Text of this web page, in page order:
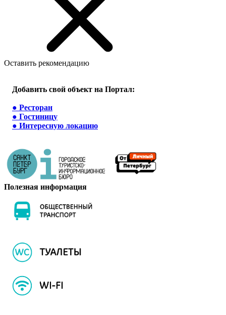
Оставить рекомендацию
Добавить свой объект на Портал:
● Ресторан
● Гостиницу
● Интересную локацию
Полезная информация